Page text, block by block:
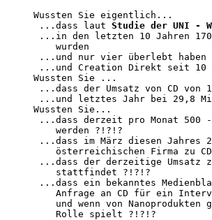
Wussten Sie eigentlich...
...dass laut Studie der UNI -
...in den letzten 10 Jahren
    wurden
...und nur vier überlebt haben
...und Creation Direkt seit 10
Wussten Sie ...
...dass der Umsatz von CD von
...und letztes Jahr bei 29,8
Wussten Sie...
...dass derzeit pro Monat 500
    werden ?!?!?
...dass im März diesen Jahres
österreichischen Firma zu
...dass der derzeitige Umsatz
    stattfindet ?!?!?
...dass ein bekanntes
Anfrage an CD für ein
und wenn von Nanoprodukten
    Rolle spielt ?!?!?